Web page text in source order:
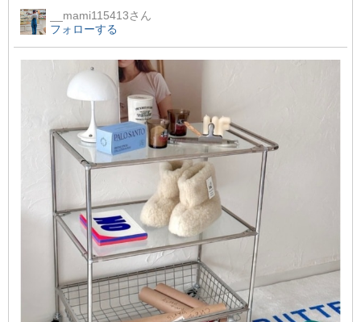
__mami115413さん
フォローする